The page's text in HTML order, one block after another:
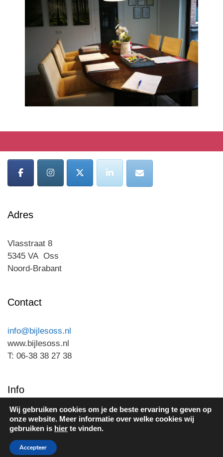
Adres
Vlasstraat 8
5345 VA Oss
Noord-Brabant
Contact
info@bijlesoss.nl
www.bijlesoss.nl
T: 06-38 38 27 38
Info
Privacy
© 2026 Bijles Oss
Wij gebruiken cookies om je de beste ervaring te geven op
onze website. Meer informatie over welke cookies wij
gebruiken is hier te vinden.
Accepteer